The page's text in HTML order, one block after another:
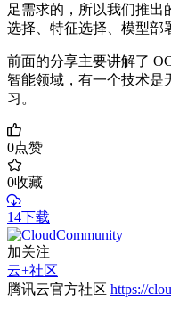
足需求的，所以我们推出
选择、特征选择、模型部
前面的分享主要讲解了
智能领域，有一个技术是
习。
0点赞
0收藏
14下载
加关注
云+社区
腾讯云官方社区 https://